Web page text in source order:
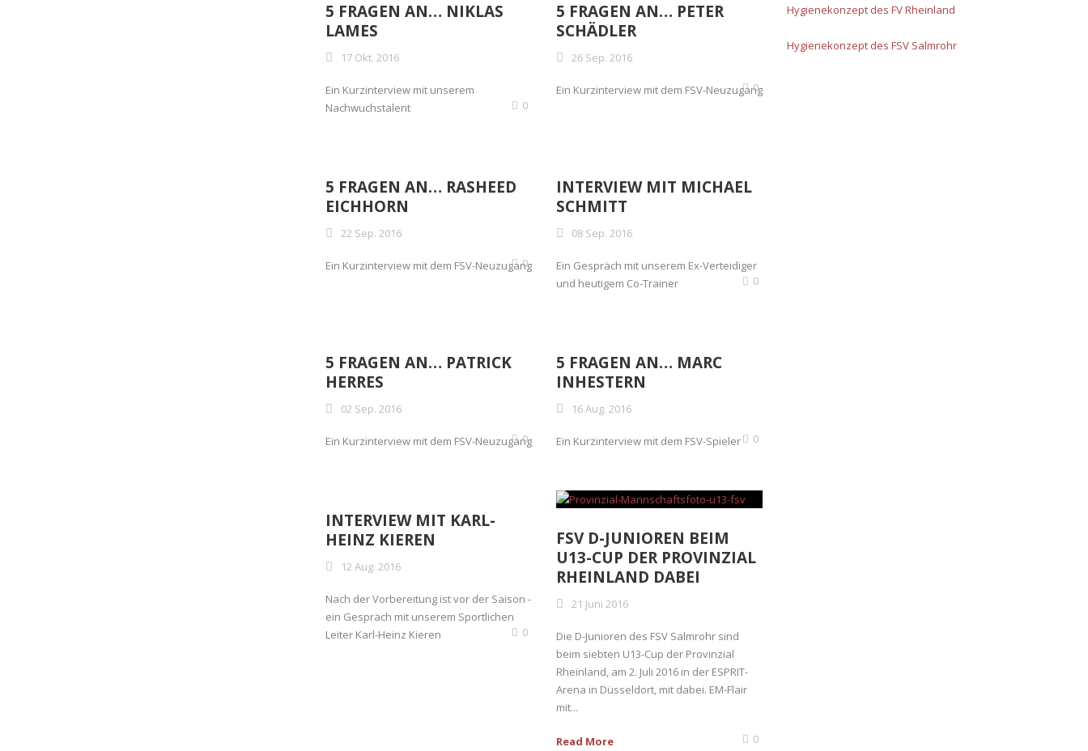
5 FRAGEN AN… NIKLAS
LAMES
17 Okt. 2016
Ein Kurzinterview mit unserem
Nachwuchstalent
0
5 FRAGEN AN… PETER
SCHÄDLER
26 Sep. 2016
Ein Kurzinterview mit dem FSV-Neuzugang
0
5 FRAGEN AN… RASHEED
EICHHORN
22 Sep. 2016
Ein Kurzinterview mit dem FSV-Neuzugang
0
INTERVIEW MIT MICHAEL
SCHMITT
08 Sep. 2016
Ein Gespräch mit unserem Ex-Verteidiger
und heutigem Co-Trainer
0
5 FRAGEN AN… PATRICK
HERRES
02 Sep. 2016
Ein Kurzinterview mit dem FSV-Neuzugang
0
5 FRAGEN AN… MARC
INHESTERN
16 Aug. 2016
Ein Kurzinterview mit dem FSV-Spieler 0
INTERVIEW MIT KARL-
HEINZ KIEREN
12 Aug. 2016
Nach der Vorbereitung ist vor der Saison -
ein Gespräch mit unserem Sportlichen
Leiter Karl-Heinz Kieren
0
FSV D-JUNIOREN BEIM
U13-CUP DER PROVINZIAL
RHEINLAND DABEI
21 Juni 2016
Die D-Junioren des FSV Salmrohr sind
beim siebten U13-Cup der Provinzial
Rheinland, am 2. Juli 2016 in der ESPRIT-
Arena in Düsseldort, mit dabei. EM-Flair
mit...
Read More 0
Hygienekonzept des FV Rheinland
Hygienekonzept des FSV Salmrohr